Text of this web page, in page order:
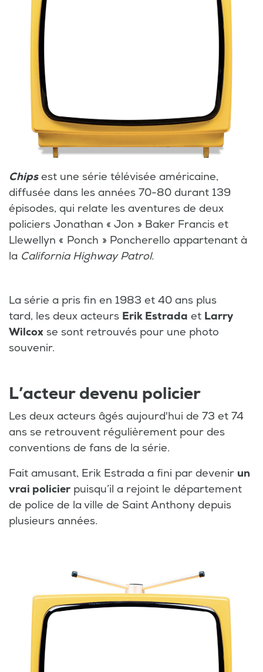
Chipsest une série télévisée américaine,
diffusée dans les années 70-80 durant 139
épisodes, qui relate les aventures de deux
policiers Jonathan « Jon » Baker Francis et
Llewellyn « Ponch » Poncherello appartenant à
la California Highway Patrol.
La série a pris fin en 1983 et 40 ans plus
tard, les deux acteurs Erik Estrada et Larry
Wilcox se sont retrouvés pour une photo
souvenir.
L’acteur devenu policier
Les deux acteurs âgés aujourd'hui de 73 et 74
ans se retrouvent régulièrement pour des
conventions de fans de la série.
Fait amusant, Erik Estrada a fini par devenir un
vrai policier puisqu’il a rejoint le département
de police de la ville de Saint Anthony depuis
plusieurs années.